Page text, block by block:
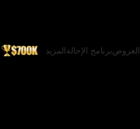
العروضبرنامج الإحالةالمزيد